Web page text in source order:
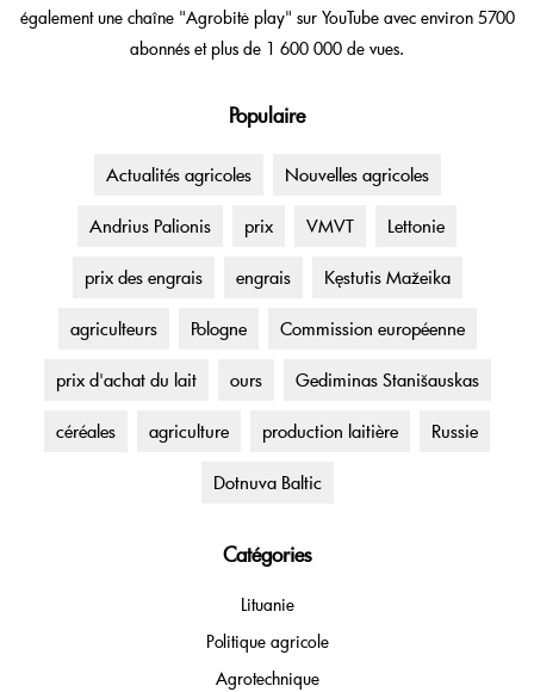
également une chaîne "Agrobitė play" sur YouTube avec environ 5700
abonnés et plus de 1 600 000 de vues.
Populaire
Actualités agricoles Nouvelles agricoles
Andrius Palionis prix VMVT Lettonie
prix des engrais engrais Kęstutis Mažeika
agriculteurs Pologne Commission européenne
prix d'achat du lait ours Gediminas Stanišauskas
céréales agriculture production laitière Russie
Dotnuva Baltic
Catégories
Lituanie
Politique agricole
Agrotechnique